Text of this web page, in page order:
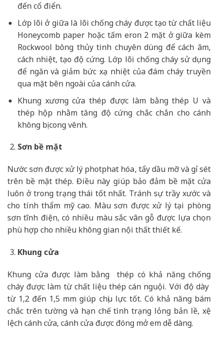
đến cổ điển.
Lớp lõi ở giữa là lõi chống cháy được tạo từ chất liệu
Honeycomb paper hoặc tấm eron 2 mặt ở giữa kèm
Rockwool bông thủy tinh chuyên dùng để cách âm,
cách nhiệt, tạo độ cứng. Lớp lõi chống cháy sử dụng
để ngăn và giảm bức xạ nhiệt của đám cháy truyền
qua mặt bên ngoài của cánh cửa.
Khung xương cửa thép được làm bằng thép U và
thép hộp nhằm tăng độ cứng chắc chắn cho cánh
không bị cong vênh.
Sơn bề mặt
Nước sơn được xử lý photphat hóa, tẩy dầu mỡ và gỉ sét
trên bề mặt thép. Điều này giúp bảo đảm bề mặt cửa
luôn ở trong trạng thái tốt nhất. Tránh sự trầy xước và
cho tính thẩm mỹ cao. Màu sơn được xử lý tại phòng
sơn tĩnh điện, có nhiều màu sắc vân gỗ được lựa chọn
phù hợp cho nhiều không gian nội thất thiết kế.
Khung cửa
Khung cửa được làm bằng thép có khả năng chống
cháy được làm từ chất liệu thép cán nguội. Với độ dày
từ 1,2 đến 1,5 mm giúp chịu lực tốt. Có khả năng bám
chắc trên tường và hạn chế tình trạng lỏng bản lề, xệ
lệch cánh cửa, cánh cửa được đóng mở em dễ dàng.